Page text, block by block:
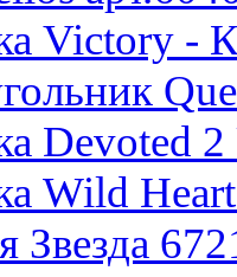
Victory -
Devoted
Wild
Звезда